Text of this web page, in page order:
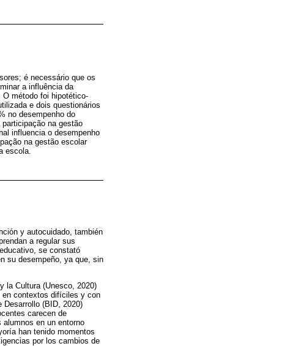
é necessário que os
a influência da
método foi hipotético-
e dois questionários
no desempenho do
na gestão
influencia o desempenho
na gestão escolar
escola.
y autocuidado, también
a regular sus
se constató
su desempeño, ya que, sin
la Cultura (Unesco, 2020)
en contextos difíciles y con
Desarrollo (BID, 2020)
carecen de
en un entorno
han tenido momentos
por los cambios de